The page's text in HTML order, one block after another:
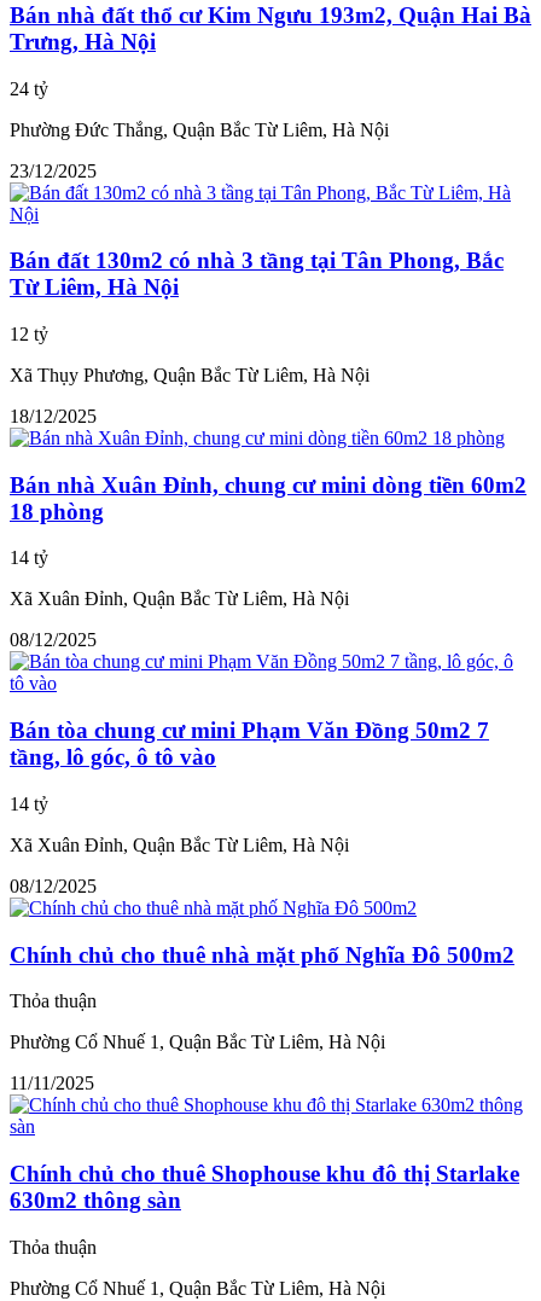
Bán nhà đất thổ cư Kim Ngưu 193m2, Quận Hai Bà
Trưng, Hà Nội
24 tỷ
Phường Đức Thắng, Quận Bắc Từ Liêm, Hà Nội
23/12/2025
Bán đất 130m2 có nhà 3 tầng tại Tân Phong, Bắc
Từ Liêm, Hà Nội
12 tỷ
Xã Thụy Phương, Quận Bắc Từ Liêm, Hà Nội
18/12/2025
Bán nhà Xuân Đỉnh, chung cư mini dòng tiền 60m2
18 phòng
14 tỷ
Xã Xuân Đỉnh, Quận Bắc Từ Liêm, Hà Nội
08/12/2025
Bán tòa chung cư mini Phạm Văn Đồng 50m2 7
tầng, lô góc, ô tô vào
14 tỷ
Xã Xuân Đỉnh, Quận Bắc Từ Liêm, Hà Nội
08/12/2025
Chính chủ cho thuê nhà mặt phố Nghĩa Đô 500m2
Thỏa thuận
Phường Cổ Nhuế 1, Quận Bắc Từ Liêm, Hà Nội
11/11/2025
Chính chủ cho thuê Shophouse khu đô thị Starlake
630m2 thông sàn
Thỏa thuận
Phường Cổ Nhuế 1, Quận Bắc Từ Liêm, Hà Nội